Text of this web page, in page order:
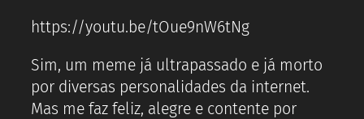
https://youtu.be/tOue9nW6tNg
Sim, um meme já ultrapassado e já morto
por diversas personalidades da internet.
Mas me faz feliz, alegre e contente por